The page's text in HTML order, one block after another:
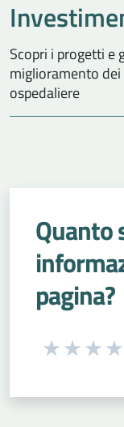
Scopri i progetti e
miglioramento
ospedaliere
Quanto
pagina?
Seleziona